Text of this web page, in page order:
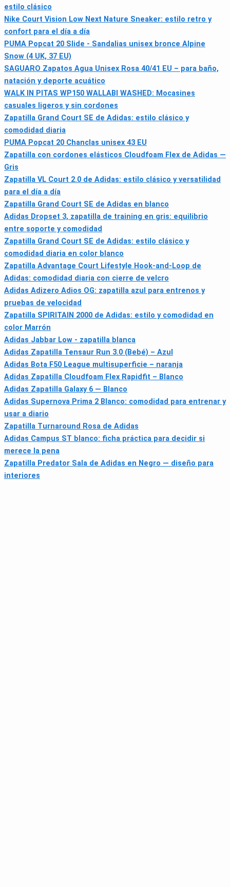
estilo clásico
Nike Court Vision Low Next Nature Sneaker: estilo retro y
confort para el día a día
PUMA Popcat 20 Slide - Sandalias unisex bronce Alpine
Snow (4 UK, 37 EU)
SAGUARO Zapatos Agua Unisex Rosa 40/41 EU – para baño,
natación y deporte acuático
WALK IN PITAS WP150 WALLABI WASHED: Mocasines
casuales ligeros y sin cordones
Zapatilla Grand Court SE de Adidas: estilo clásico y
comodidad diaria
PUMA Popcat 20 Chanclas unisex 43 EU
Zapatilla con cordones elásticos Cloudfoam Flex de Adidas —
Gris
Zapatilla VL Court 2.0 de Adidas: estilo clásico y versatilidad
para el día a día
Zapatilla Grand Court SE de Adidas en blanco
Adidas Dropset 3, zapatilla de training en gris: equilibrio
entre soporte y comodidad
Zapatilla Grand Court SE de Adidas: estilo clásico y
comodidad diaria en color blanco
Zapatilla Advantage Court Lifestyle Hook-and-Loop de
Adidas: comodidad diaria con cierre de velcro
Adidas Adizero Adios OG: zapatilla azul para entrenos y
pruebas de velocidad
Zapatilla SPIRITAIN 2000 de Adidas: estilo y comodidad en
color Marrón
Adidas Jabbar Low - zapatilla blanca
Adidas Zapatilla Tensaur Run 3.0 (Bebé) – Azul
Adidas Bota F50 League multisuperficie – naranja
Adidas Zapatilla Cloudfoam Flex Rapidfit – Blanco
Adidas Zapatilla Galaxy 6 — Blanco
Adidas Supernova Prima 2 Blanco: comodidad para entrenar y
usar a diario
Zapatilla Turnaround Rosa de Adidas
Adidas Campus ST blanco: ficha práctica para decidir si
merece la pena
Zapatilla Predator Sala de Adidas en Negro — diseño para
interiores